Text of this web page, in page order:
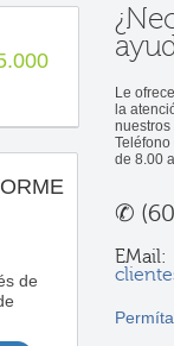
de
Le
la
nuestros
de 8.00
✆
EMail: